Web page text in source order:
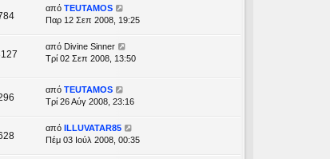
από TEUTAMOS
Παρ 12 Σεπ 2008, 19:25
από Divine Sinner
Τρί 02 Σεπ 2008, 13:50
από TEUTAMOS
Τρί 26 Αύγ 2008, 23:16
από
ILLUVATAR85
Πέμ 03 Ιούλ 2008, 00:35